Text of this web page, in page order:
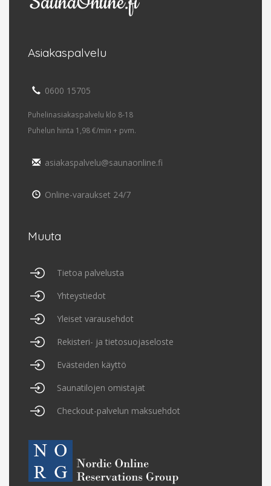
Asiakaspalvelu
0600 15705
Puhelinasiakaspalvelu klo 8-18
Puhelun hinta 1,98 €/min + pvm.
asiakaspalvelu@saunaonline.fi
Online-varaukset 24/7
Muuta
Tietoa palvelusta
Yhteystiedot
Yleiset varausehdot
Rekisteri- ja tietosuojaseloste
Evästeiden käyttö
Saunatilojen omistajat
Checkout-palvelun maksuehdot